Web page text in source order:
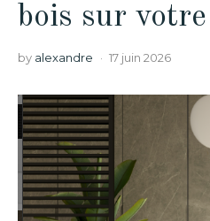
bois sur
by alexandre 17 juin 2026